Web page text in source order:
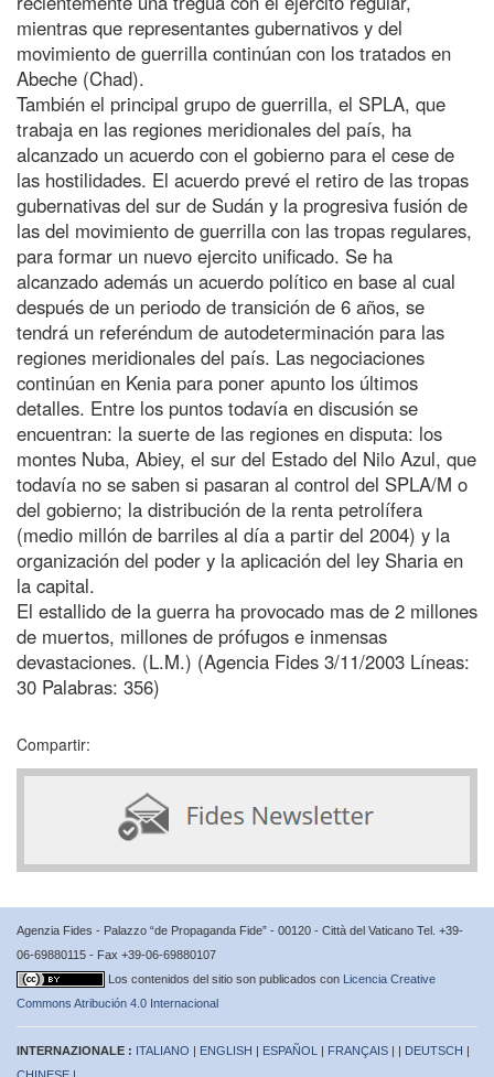
mientras que representantes gubernativos y del
movimiento de guerrilla continúan con los tratados en
Abeche (Chad).
También el principal grupo de guerrilla, el SPLA, que
trabaja en las regiones meridionales del país, ha
alcanzado un acuerdo con el gobierno para el cese de
las hostilidades. El acuerdo prevé el retiro de las tropas
gubernativas del sur de Sudán y la progresiva fusión de
las del movimiento de guerrilla con las tropas regulares,
para formar un nuevo ejercito unificado. Se ha
alcanzado además un acuerdo político en base al cual
después de un periodo de transición de 6 años, se
tendrá un referéndum de autodeterminación para las
regiones meridionales del país. Las negociaciones
continúan en Kenia para poner apunto los últimos
detalles. Entre los puntos todavía en discusión se
encuentran: la suerte de las regiones en disputa: los
montes Nuba, Abiey, el sur del Estado del Nilo Azul, que
todavía no se saben si pasaran al control del SPLA/M o
del gobierno; la distribución de la renta petrolífera
(medio millón de barriles al día a partir del 2004) y la
organización del poder y la aplicación del ley Sharia en
la capital.
El estallido de la guerra ha provocado mas de 2 millones
de muertos, millones de prófugos e inmensas
devastaciones. (L.M.) (Agencia Fides 3/11/2003 Líneas:
30 Palabras: 356)
Compartir:
Agenzia Fides - Palazzo “de Propaganda Fide” - 00120 - Città del Vaticano Tel. +39-
06-69880115 - Fax +39-06-69880107
Los contenidos del sitio son publicados con Licencia Creative
Commons Atribución 4.0 Internacional
INTERNAZIONALE : ITALIANO | ENGLISH | ESPAÑOL | FRANÇAIS | | DEUTSCH |